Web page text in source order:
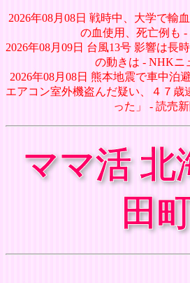
2026年08月08日 戦時中、大学で輸
の血使用、死亡例も -
2026年08月09日 台風13号 影響は長
の動きは - NHKニ
2026年08月08日 熊本地震で車中泊
エアコン室外機盗んだ疑い、４７
った」 - 読売
ママ活 北
田